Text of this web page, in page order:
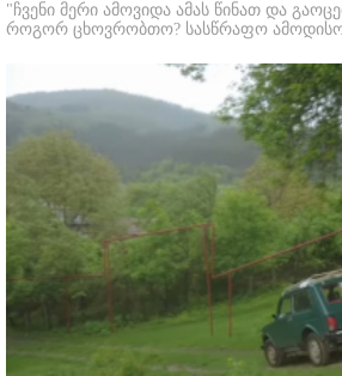
"ჩვენი მერი ამოვიდა ამას წინათ და
როგორ ცხოვრობთო? სასწრაფო